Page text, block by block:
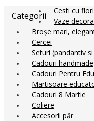
Categorii
Cesti cu flori
Vaze
Broșe mari,
Cercei
Seturi (pandantiv
Cadouri handmade
Cadouri Pentru
Martisoare
Cadouri 8 Martie
Coliere
Accesorii păr